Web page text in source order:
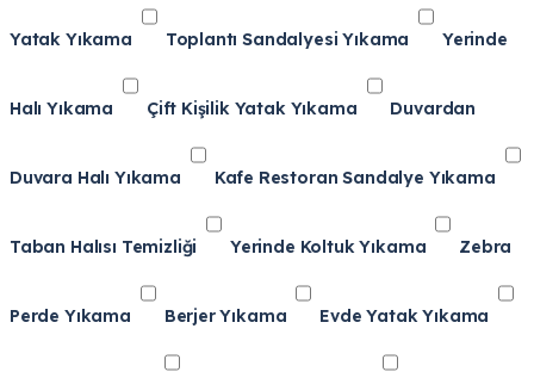
Yatak Yıkama Toplantı Sandalyesi Yıkama Yerinde
Halı Yıkama Çift Kişilik Yatak Yıkama Duvardan
Duvara Halı Yıkama Kafe Restoran Sandalye Yıkama
Taban Halısı Temizliği Yerinde Koltuk Yıkama Zebra
Perde Yıkama Berjer Yıkama Evde Yatak Yıkama